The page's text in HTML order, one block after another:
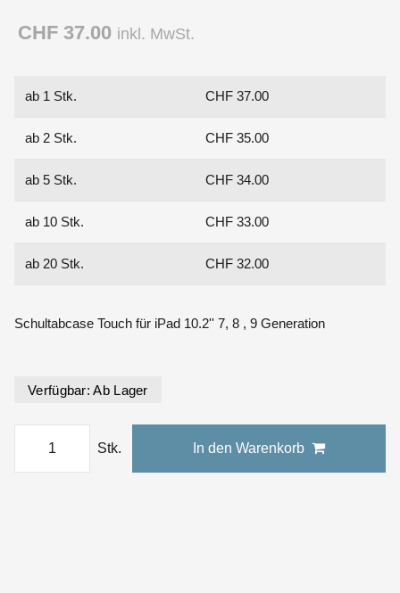
CHF 37.00 inkl. MwSt.
ab 1 Stk. CHF 37.00
ab 2 Stk. CHF 35.00
ab 5 Stk. CHF 34.00
ab 10 Stk. CHF 33.00
ab 20 Stk. CHF 32.00
Schultabcase Touch für iPad 10.2'' 7, 8 , 9 Generation
Verfügbar:Ab Lager
Stk. In den Warenkorb